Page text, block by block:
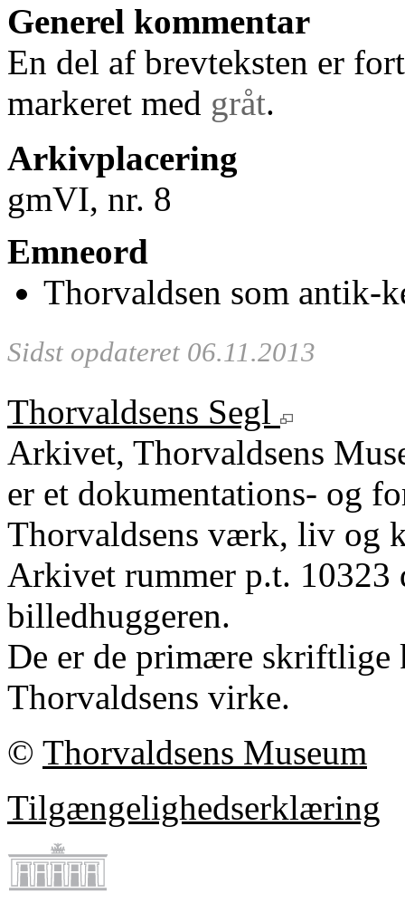
Generel kommentar
En del af brevteksten er
markeret med gråt.
Arkivplacering
gmVI, nr. 8
Emneord
Thorvaldsen som antik-
Sidst opdateret 06.11.2013
Thorvaldsens Segl
Arkivet, Thorvaldsens
er et dokumentations- og
Thorvaldsens værk, liv og
Arkivet rummer p.t.
billedhuggeren.
De er de primære
Thorvaldsens virke.
© Thorvaldsens Museum
Tilgængelighedserklæring